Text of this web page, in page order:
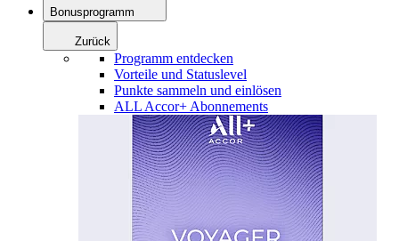
Bonusprogramm
Zurück
Programm entdecken
Vorteile und Statuslevel
Punkte sammeln und einlösen
ALL Accor+ Abonnements